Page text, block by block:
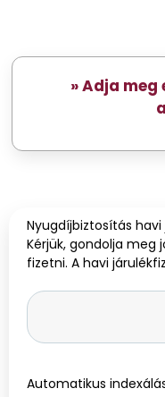
» Adja
Nyugdíjbiztosítás havi
Kérjük, gondolja meg
fizetni. A havi
Automatikus